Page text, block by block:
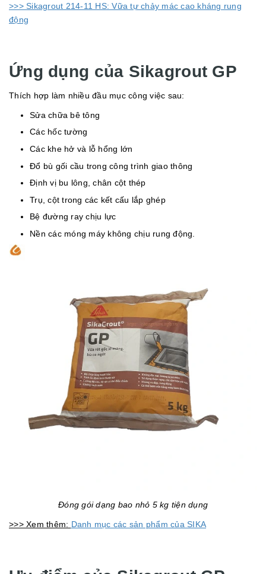
>>> Sikagrout 214-11 HS: Vữa tự chảy mác cao kháng rung
động
Ứng dụng của Sikagrout GP
Thích hợp làm nhiều đầu mục công việc sau:
Sửa chữa bê tông
Các hốc tường
Các khe hở và lỗ hổng lớn
Đổ bù gối cầu trong công trình giao thông
Định vị bu lông, chân cột thép
Trụ, cột trong các kết cấu lắp ghép
Bệ đường ray chịu lực
Nền các móng máy không chịu rung động.
Đóng gói dạng bao nhỏ 5 kg tiện dụng
>>> Xem thêm: Danh mục các sản phẩm của SIKA